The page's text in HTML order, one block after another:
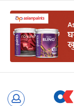
Skip